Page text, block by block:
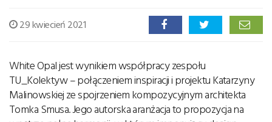
29 kwiecień 2021
White Opal jest wynikiem współpracy zespołu
TU_Kolektyw – połączeniem inspiracji i projektu Katarzyny
Malinowskiej ze spojrzeniem kompozycyjnym architekta
Tomka Smusa. Jego autorska aranżacja to propozycja na